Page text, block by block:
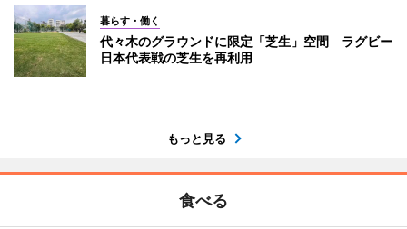
暮らす・働く
代々木のグラウンドに限定「芝生」空間 ラグビー
日本代表戦の芝生を再利用
もっと見る
食べる